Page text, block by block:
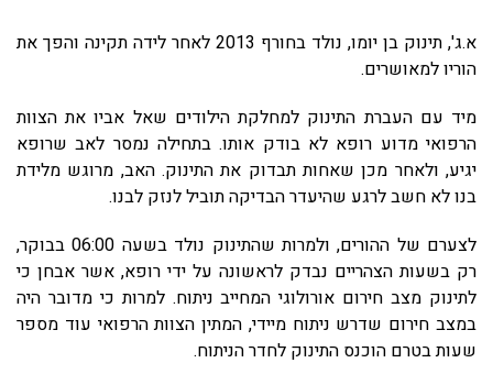
א.ג', תינוק בן יומו, נולד בחורף 2013 לאחר לידה תקינה והפך את
הוריו למאושרים.
מיד עם העברת התינוק למחלקת הילודים שאל אביו את הצוות
הרפואי מדוע רופא לא בודק אותו. בתחילה נמסר לאב שרופא
יגיע, ולאחר מכן שאחות תבדוק את התינוק. האב, מרוגש מלידת
בנו לא חשב לרגע שהיעדר הבדיקה תוביל לנזק לבנו.
לצערם של ההורים, ולמרות שהתינוק נולד בשעה 06:00 בבוקר,
רק בשעות הצהריים נבדק לראשונה על ידי רופא, אשר אבחן כי
לתינוק מצב חירום אורולוגי המחייב ניתוח. למרות כי מדובר היה
במצב חירום שדרש ניתוח מיידי, המתין הצוות הרפואי עוד מספר
שעות בטרם הוכנס התינוק לחדר הניתוח.